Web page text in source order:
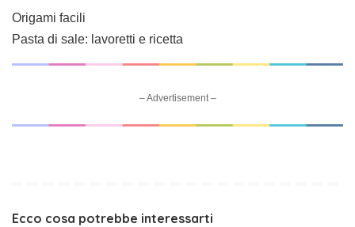
Origami facili
Pasta di sale: lavoretti e ricetta
– Advertisement –
Ecco cosa potrebbe interessarti